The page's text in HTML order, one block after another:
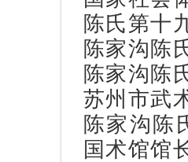
陈氏第十
陈家沟陈
陈家沟陈
苏州市武
陈家沟陈
国术馆馆